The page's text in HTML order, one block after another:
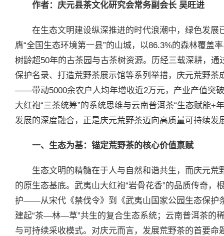
作者：庆元县茶文化研究会常务副会长 吴旺进
在生态文明建设纵深推进的时代浪潮中，绿色发
膺“全国生态环境第一县”的山城，以86.3%的森林覆盖
树龄超50年的古茶园与古茶树资源。历经三载深耕，
保护名录、打造荒野茶展示馆等系列举措，庆元荒野茶
——带动5000余农户人均年增收近2万元，产业产值突
大红袍“三茶统筹”的系统思维与云南普洱茶“生态赋能+
发展的深度融合，正是庆元荒野茶迈向高质量可持续发
一、生态为基：锚定荒野茶的核心价值禀赋
生态文明的精髓在于人与自然和谐共生，而庆元
的原生态基底。武夷山大红袍“岩骨花香”的品质传奇，
护——从宋代《禁伐令》到《武夷山国家公园生态保护
建起“茶—林—草”共生的复合生态系统；云南普洱茶的
与可持续采收模式。对庆元而言，发展荒野茶的首要